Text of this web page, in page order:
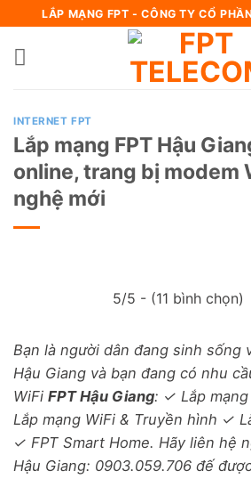
LẮP MẠNG FPT - CÔNG TY CỔ
INTERNET FPT
Lắp mạng FPT Hậu
online, trang bị modem
nghệ mới
5/5 - (11 bình chọn)
Bạn là người dân đang sinh sống
Hậu Giang và bạn đang có nhu
WiFi FPT Hậu Giang: ✓ Lắp
Lắp mạng WiFi & Truyền hình ✓
✓ FPT Smart Home. Hãy liên hệ
Hậu Giang: 0903.059.706 đế